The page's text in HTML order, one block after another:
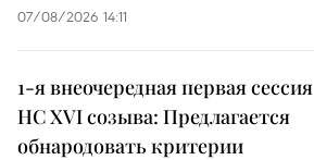
07/08/2026 14:11
1-я внеочередная первая сессия
НС XVI созыва: Предлагается
обнародовать критерии